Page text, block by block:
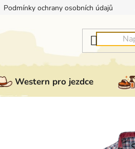
Podmínky ochrany osobních údajů
Western pro jezdce